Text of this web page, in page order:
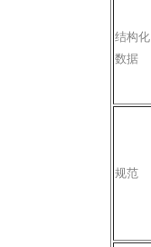
结构化
数据
规范